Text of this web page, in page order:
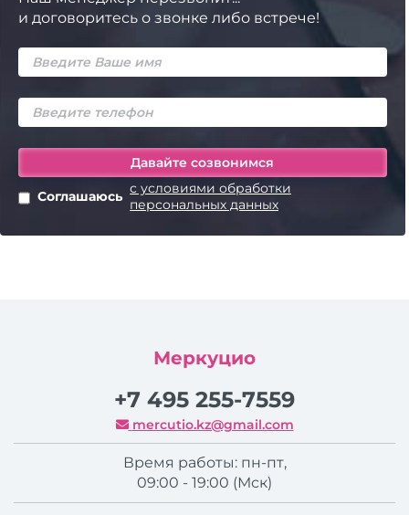
и договоритесь о звонке либо встрече!
Соглашаюсь с условиями обработки
персональных данных
Меркуцио
+7 495 255-7559
mercutio.kz@gmail.com
Время работы: пн-пт,
09:00 - 19:00 (Мск)